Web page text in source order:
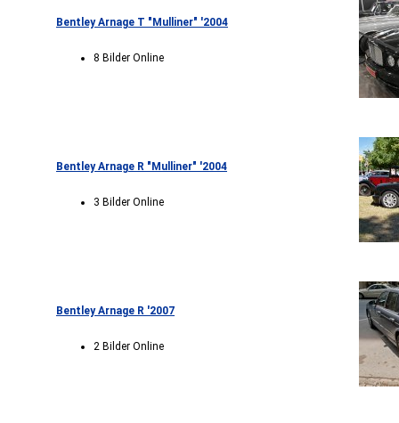
Bentley Arnage T "Mulliner" '2004
8 Bilder Online
Bentley Arnage R "Mulliner" '2004
3 Bilder Online
Bentley Arnage R '2007
2 Bilder Online